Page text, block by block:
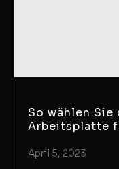
So wählen
Arbeitsplatte
April 5, 2023